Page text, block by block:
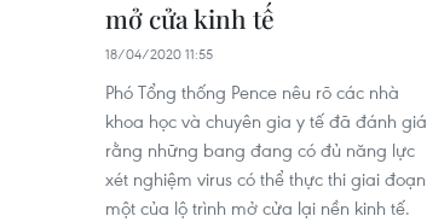
mở cửa kinh tế
18/04/2020 11:55
Phó Tổng thống Pence nêu rõ các nhà
khoa học và chuyên gia y tế đã đánh giá
rằng những bang đang có đủ năng lực
xét nghiệm virus có thể thực thi giai đoạn
một của lộ trình mở cửa lại nền kinh tế.